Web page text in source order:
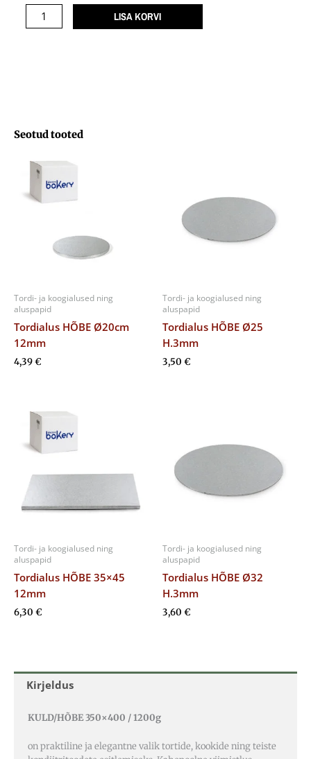
KULD/HÕBE
350x400
LISA KORVI
Kirjeldus
KULD/HÕBE 350×400 / 1200g
on praktiline ja elegantne valik tortide, kookide ning teiste
Seotud tooted
Tordi- ja koogialused ning
aluspapid
Tordialus HÕBE Ø20cm
12mm
4,39€
Tordi- ja koogialused ning
aluspapid
Tordialus HÕBE Ø25
H.3mm
3,50 €
Tordi- ja koogialused ning
aluspapid
Tordialus HÕBE 35×45
12mm
6,30 €
Tordi- ja koogialused ning
aluspapid
Tordialus HÕBE Ø32
H.3mm
3,60 €